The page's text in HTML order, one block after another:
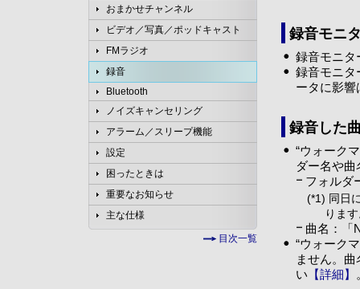
おまかせチャンネル
ビデオ／写真／ポッドキャスト
FMラジオ
録音
Bluetooth
ノイズキャンセリング
アラーム／スリープ機能
設定
困ったときは
重要なお知らせ
主な仕様
目次一覧
録音モニ
録音モニタ
録音モニタ
ータに影響
録音した
“ウォーク
ダー名や
フォルダ
(*1) 同日
りま
曲名：「
“ウォーク
ません。
い 【詳細】